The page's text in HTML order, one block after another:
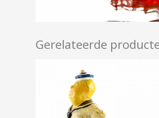
Gerelateerde
tot
€25,00